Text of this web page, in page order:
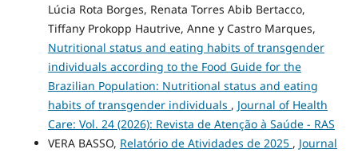
Lúcia Rota Borges, Renata Torres Abib Bertacco,
Tiffany Prokopp Hautrive, Anne y Castro Marques,
Nutritional status and eating habits of transgender
individuals according to the Food Guide for the
Brazilian Population: Nutritional status and eating
habits of transgender individuals , Journal of Health
Care: Vol. 24 (2026): Revista de Atenção à Saúde - RAS
VERA BASSO, Relatório de Atividades de 2025 , Journal